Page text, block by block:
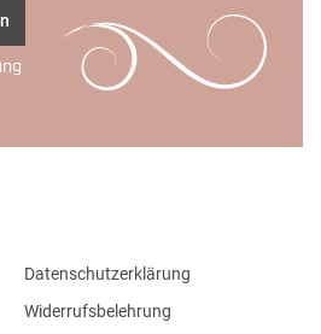
Datenschutzerklärung
Widerrufsbelehrung